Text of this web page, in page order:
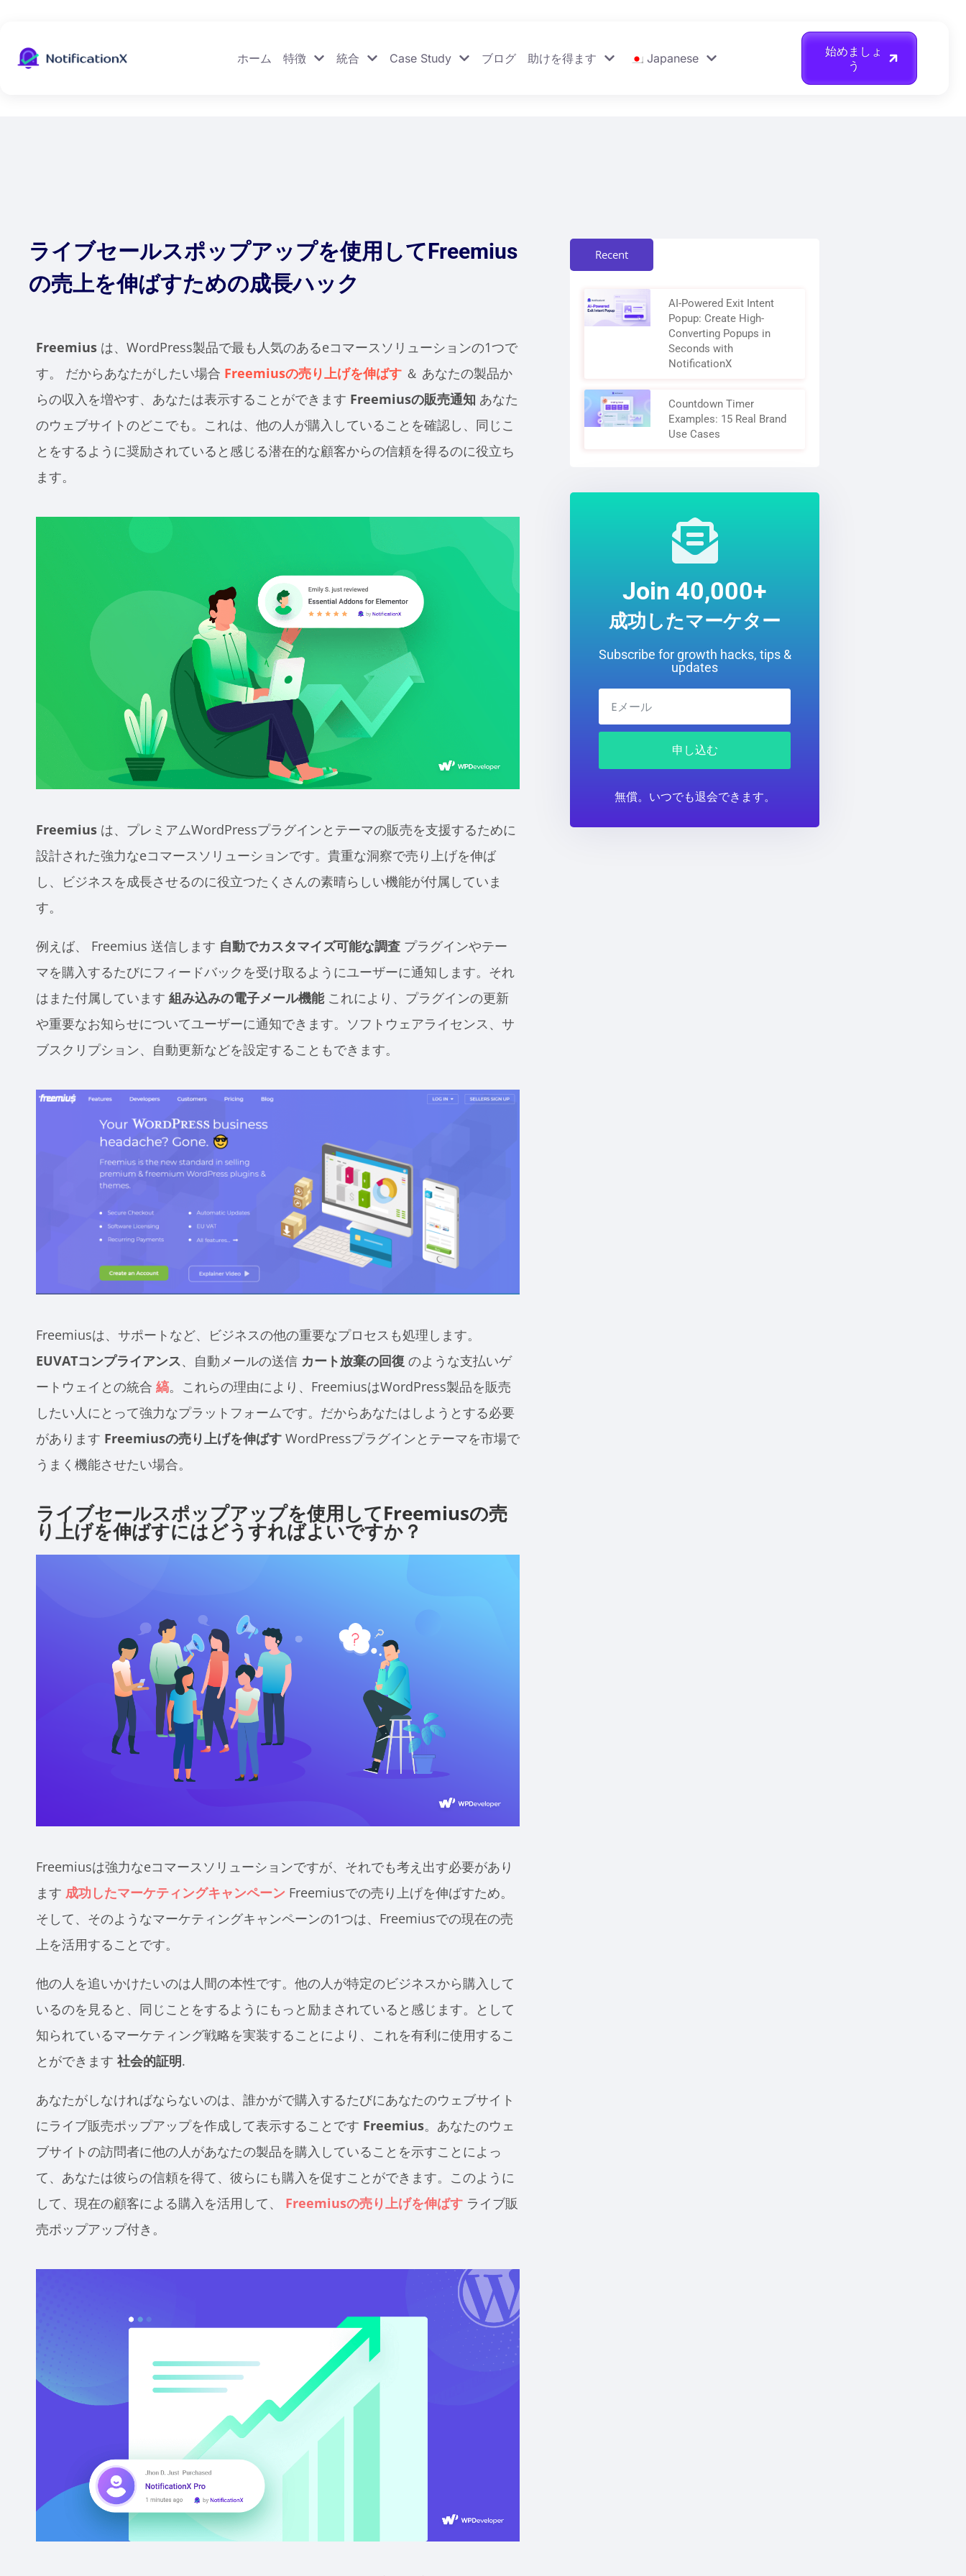
ホーム 特徴 統合 Case Study ブログ 助けを得ます Japanese
始めましょ
う
ライブセールスポップアップを使用してFreemius
の売上を伸ばすための成長ハック
Freemius は、WordPress製品で最も人気のあるeコマースソリューションの1つで
す。
だからあなたがしたい場合 Freemiusの売り上げを伸ばす ＆ あなたの製品か
らの収入を増やす、あなたは表示することができます Freemiusの販売通知 あなた
のウェブサイトのどこでも。これは、他の人が購入していることを確認し、同じこ
とをするように奨励されていると感じる潜在的な顧客からの信頼を得るのに役立ち
ます。
Freemius は、プレミアムWordPressプラグインとテーマの販売を支援するために
設計された強力なeコマースソリューションです。貴重な洞察で売り上げを伸ば
し、ビジネスを成長させるのに役立つたくさんの素晴らしい機能が付属していま
す。
例えば、 Freemius 送信します 自動でカスタマイズ可能な調査 プラグインやテー
マを購入するたびにフィードバックを受け取るようにユーザーに通知します。それ
はまた付属しています 組み込みの電子メール機能これにより、プラグインの更新
や重要なお知らせについてユーザーに通知できます。ソフトウェアライセンス、サ
ブスクリプション、自動更新などを設定することもできます。
Freemiusは、サポートなど、ビジネスの他の重要なプロセスも処理します。
EUVATコンプライアンス、自動メールの送信 カート放棄の回復 のような支払いゲ
ートウェイとの統合 縞。これらの理由により、FreemiusはWordPress製品を販売
したい人にとって強力なプラットフォームです。だからあなたはしようとする必要
があります Freemiusの売り上げを伸ばす WordPressプラグインとテーマを市場で
うまく機能させたい場合。
ライブセールスポップアップを使用してFreemiusの売
り上げを伸ばすにはどうすればよいですか？
Freemiusは強力なeコマースソリューションですが、それでも考え出す必要があり
ます 成功したマーケティングキャンペーン Freemiusでの売り上げを伸ばすため。
そして、そのようなマーケティングキャンペーンの1つは、Freemiusでの現在の売
上を活用することです。
他の人を追いかけたいのは人間の本性です。他の人が特定のビジネスから購入して
いるのを見ると、同じことをするようにもっと励まされていると感じます。として
知られているマーケティング戦略を実装することにより、これを有利に使用するこ
とができます 社会的証明.
あなたがしなければならないのは、誰かがで購入するたびにあなたのウェブサイト
にライブ販売ポップアップを作成して表示することです Freemius。あなたのウェ
ブサイトの訪問者に他の人があなたの製品を購入していることを示すことによっ
て、あなたは彼らの信頼を得て、彼らにも購入を促すことができます。このように
して、現在の顧客による購入を活用して、 Freemiusの売り上げを伸ばす ライブ販
売ポップアップ付き。
Recent
AI-Powered Exit Intent
Popup: Create High-
Converting Popups in
Seconds with
NotificationX
Countdown Timer
Examples: 15 Real Brand
Use Cases
Join 40,000+
成功したマーケター
Subscribe for growth hacks, tips &
updates
申し込む
無償。いつでも退会できます。